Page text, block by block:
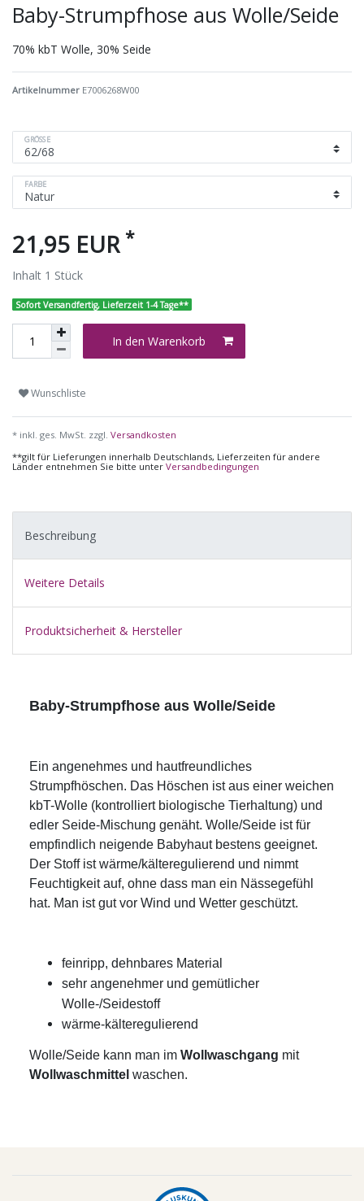
Baby-Strumpfhose aus Wolle/Seide
70% kbT Wolle, 30% Seide
Artikelnummer E7006268W00
GRÖSSE
FARBE
21,95 EUR *
Inhalt 1 Stück
Sofort Versandfertig, Lieferzeit 1-4 Tage**
In den Warenkorb
Wunschliste
* inkl. ges. MwSt. zzgl. Versandkosten
**gilt für Lieferungen innerhalb Deutschlands, Lieferzeiten für andere
Länder entnehmen Sie bitte unter Versandbedingungen
Beschreibung
Weitere Details
Produktsicherheit & Hersteller
Baby-Strumpfhose aus Wolle/Seide
Ein angenehmes und hautfreundliches
Strumpfhöschen. Das Höschen ist aus einer weichen
kbT-Wolle (kontrolliert biologische Tierhaltung) und
edler Seide-Mischung genäht. Wolle/Seide ist für
empfindlich neigende Babyhaut bestens geeignet.
Der Stoff ist wärme/kälteregulierend und nimmt
Feuchtigkeit auf, ohne dass man ein Nässegefühl
hat. Man ist gut vor Wind und Wetter geschützt.
feinripp, dehnbares Material
sehr angenehmer und gemütlicher
Wolle-/Seidestoff
wärme-kälteregulierend
Wolle/Seide kann man im Wollwaschgang mit
Wollwaschmittel waschen.